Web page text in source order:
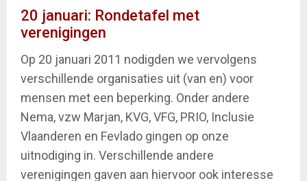
20 januari: Rondetafel met
verenigingen
Op 20 januari 2011 nodigden we vervolgens
verschillende organisaties uit (van en) voor
mensen met een beperking. Onder andere
Nema, vzw Marjan, KVG, VFG, PRIO, Inclusie
Vlaanderen en Fevlado gingen op onze
uitnodiging in. Verschillende andere
verenigingen gaven aan hiervoor ook interesse